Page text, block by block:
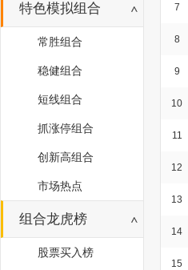
特色模拟组合
常胜组合
稳健组合
短线组合
抓涨停组合
创新高组合
市场热点
组合龙虎榜
股票买入榜
7
8
9
10
11
12
13
14
15